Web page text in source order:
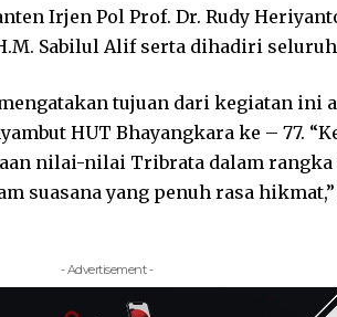
Irjen Pol Prof. Dr. Rudy
Sabilul Alif serta dihadiri seluruh
tujuan dari kegiatan ini
HUT Bhayangkara ke – 77.
nilai-nilai Tribrata dalam rangka
suasana yang penuh rasa
- Advertisement -